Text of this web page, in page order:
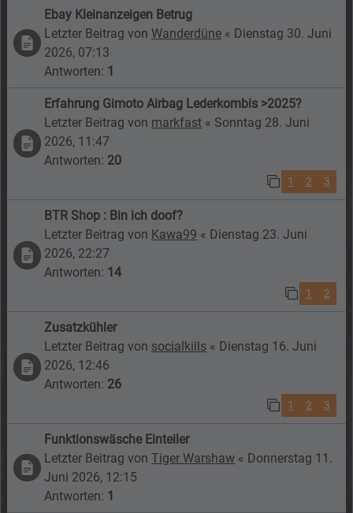
Ebay Kleinanzeigen Betrug
Letzter Beitrag vonWanderdüne « Dienstag 30. Juni
2026, 07:13
Antworten: 1
Erfahrung Gimoto Airbag Lederkombis >2025?
Letzter Beitrag von markfast « Sonntag 28. Juni
2026, 11:47
Antworten: 20
1 2 3
BTR Shop : Bin ich doof?
Letzter Beitrag von Kawa99 « Dienstag 23. Juni
2026, 22:27
Antworten: 14
1 2
Zusatzkühler
Letzter Beitrag von socialkills « Dienstag 16. Juni
2026, 12:46
Antworten: 26
1 2 3
Funktionswäsche Einteiler
Letzter Beitrag vonTiger Warshaw « Donnerstag 11.
Juni 2026, 12:15
Antworten: 1